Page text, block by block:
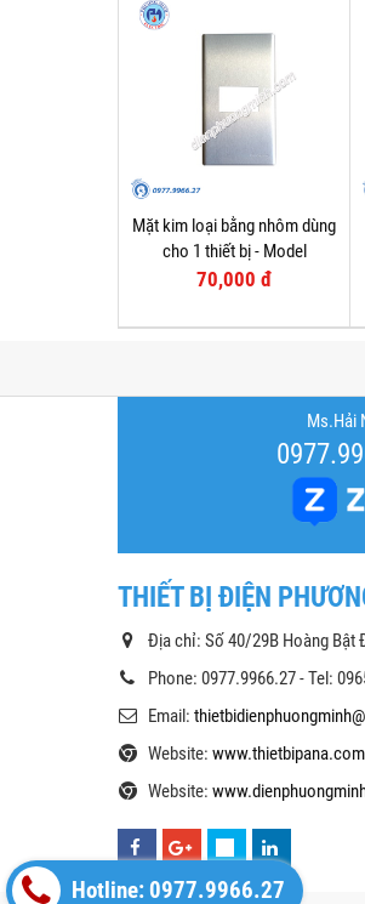
Mặt kim loại bằng nhôm dùng
cho 1 thiết bị - Model
WEG6501-1
70,000 đ
Ms.Hải
THIẾT BỊ ĐIỆN
Địa chỉ: Số 40/29B Hoàng Bật
Phone: 0977.9966.27 - Tel:
Email:
Website: www.thietbipana.com
Website:
Hotline: 0977.9966.27